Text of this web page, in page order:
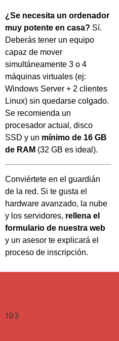
¿Se necesita un ordenador
muy potente en casa? Sí.
Deberás tener un equipo
capaz de mover
simultáneamente 3 o 4
máquinas virtuales (ej:
Windows Server + 2 clientes
Linux) sin quedarse colgado.
Se recomienda un
procesador actual, disco
SSD y un mínimo de 16 GB
de RAM (32 GB es ideal).
Conviértete en el guardián
de la red. Si te gusta el
hardware avanzado, la nube
y los servidores, rellena el
formulario de nuestra web
y un asesor te explicará el
proceso de inscripción.
193